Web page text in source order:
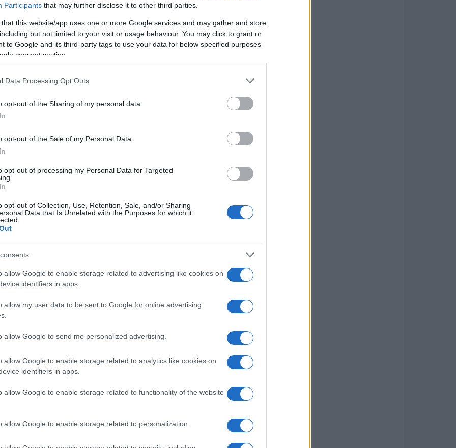
Participants that may further disclose it to other third parties.
that this website/app uses one or more Google services and may gather and store
but not limited to your visit or usage behaviour. You may click to grant or
to Google and its third-party tags to use your data for below specified purposes
consent section.
Data Processing Opt Outs
opt-out of the Sharing of my personal data.
opt-out of the Sale of my Personal Data.
opt-out of processing my Personal Data for Targeted
opt-out of Collection, Use, Retention, Sale, and/or Sharing
Data that Is Unrelated with the Purposes for which it
allow Google to enable storage related to advertising like cookies on
identifiers in apps.
allow my user data to be sent to Google for online advertising
allow Google to send me personalized advertising.
allow Google to enable storage related to analytics like cookies on
identifiers in apps.
allow Google to enable storage related to functionality of the website
allow Google to enable storage related to personalization.
🚗✨
per bambini
raggiungere una velocità massima di 7
maggior parte dei modelli è dotata di un
il veicolo a distanza, intervenendo
i tuoi bimbi possono divertirsi in totale
è particolarmente utile per i bambini più
timore di correre rischi.
auto a partire dai 3 anni, quando i bambini
della guida. E non dimentichiamo che molti
di condividere l’emozione della guida con
che porteranno le uscite in auto: ogni